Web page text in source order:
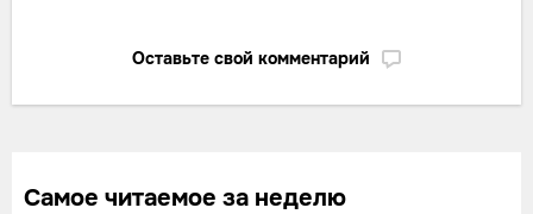
Оставьте свой комментарий
Самое читаемое за неделю